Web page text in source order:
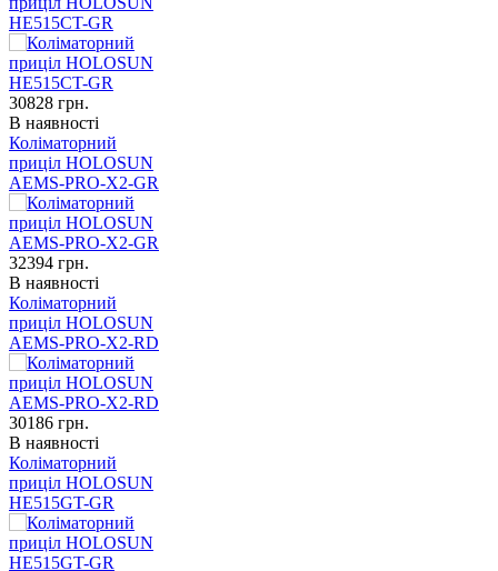
HE515CT-GR
30828 грн.
В наявності
Коліматорний
приціл HOLOSUN
AEMS-PRO-X2-GR
32394 грн.
В наявності
Коліматорний
приціл HOLOSUN
AEMS-PRO-X2-RD
30186 грн.
В наявності
Коліматорний
приціл HOLOSUN
HE515GT-GR